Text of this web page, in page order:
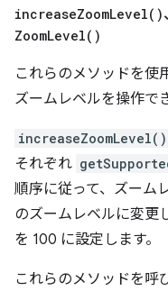
increaseZoomLevel( )
ZoomLevel( )
これらのメソッドを使
ズームレベルを操作で
increaseZoomLevel()
それぞれ
順序に従って、ズーム
のズームレベルに変更
を 100 に設定します。
これらのメソッドを呼